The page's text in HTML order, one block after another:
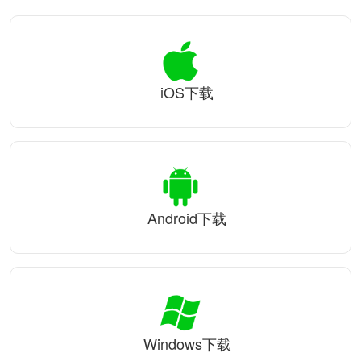
iOS下载
Android下载
Windows下载